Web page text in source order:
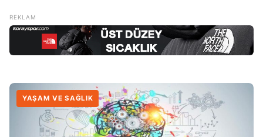
YAŞAM VE SAĞLIK